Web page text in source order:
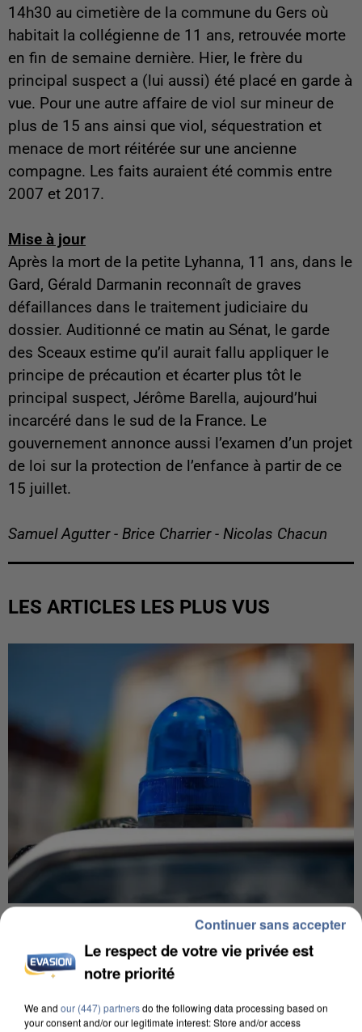
14h30 au cimetière de la commune du Gers où
habitait la collégienne de 11 ans, retrouvée morte
en fin de semaine dernière. Hier, le frère du
principal suspect a (lui aussi) été placé en garde à
vue. Pour une autre affaire de viol sur mineur de
plus de 15 ans ainsi que viol, séquestration et
menace de mort réitérée sur une ancienne
compagne. Les faits auraient été commis entre
2007 et 2017.
Mise à jour
Après la mort de la petite Lyhanna, 11 ans, dans le
Gard, Gérald Darmanin reconnaît de graves
défaillances dans le traitement judiciaire du
dossier. Auditionné ce matin au Sénat, le garde
des Sceaux estime qu’il aurait fallu appliquer le
principe de précaution et écarter plus tôt le
principal suspect, Jérôme Barella, aujourd’hui
incarcéré dans le sud de la France. Le
gouvernement annonce aussi l’examen d’un projet
de loi sur la protection de l’enfance à partir de ce
15 juillet.
Samuel Agutter - Brice Charrier - Nicolas Chacun
LES ARTICLES LES PLUS VUS
IL TUE SON FILS ET ENVOIE DES PHOTOS À SON
Le respect de votre vie privée est
notre priorité
We and our (447) partnersdo the following data processing based on
your consent and/or our legitimate interest: Store and/or access
Continuer sans accepter